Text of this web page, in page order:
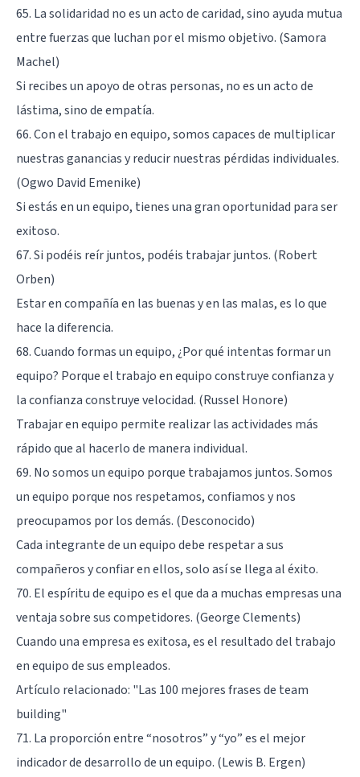
65. La solidaridad no es un acto de caridad, sino ayuda mutua
entre fuerzas que luchan por el mismo objetivo. (Samora
Machel)
Si recibes un apoyo de otras personas, no es un acto de
lástima, sino de empatía.
66. Con el trabajo en equipo, somos capaces de multiplicar
nuestras ganancias y reducir nuestras pérdidas individuales.
(Ogwo David Emenike)
Si estás en un equipo, tienes una gran oportunidad para ser
exitoso.
67. Si podéis reír juntos, podéis trabajar juntos. (Robert
Orben)
Estar en compañía en las buenas y en las malas, es lo que
hace la diferencia.
68. Cuando formas un equipo, ¿Por qué intentas formar un
equipo? Porque el trabajo en equipo construye confianza y
la confianza construye velocidad. (Russel Honore)
Trabajar en equipo permite realizar las actividades más
rápido que al hacerlo de manera individual.
69. No somos un equipo porque trabajamos juntos. Somos
un equipo porque nos respetamos, confiamos y nos
preocupamos por los demás. (Desconocido)
Cada integrante de un equipo debe respetar a sus
compañeros y confiar en ellos, solo así se llega al éxito.
70. El espíritu de equipo es el que da a muchas empresas una
ventaja sobre sus competidores. (George Clements)
Cuando una empresa es exitosa, es el resultado del trabajo
en equipo de sus empleados.
Artículo relacionado: "Las 100 mejores frases de team
building"
71. La proporción entre “nosotros” y “yo” es el mejor
indicador de desarrollo de un equipo. (Lewis B. Ergen)